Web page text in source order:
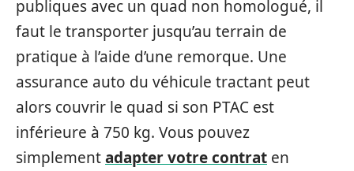
publiques avec un quad non homologué, il
faut le transporter jusqu’au terrain de
pratique à l’aide d’une remorque. Une
assurance auto du véhicule tractant peut
alors couvrir le quad si son PTAC est
inférieure à 750 kg. Vous pouvez
simplementadapter votre contrat en